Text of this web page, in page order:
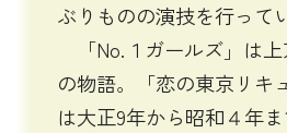
ぶりものの演技を行って
「No.１ガールズ」は
の物語。「恋の東京リキ
は大正9年から昭和４年